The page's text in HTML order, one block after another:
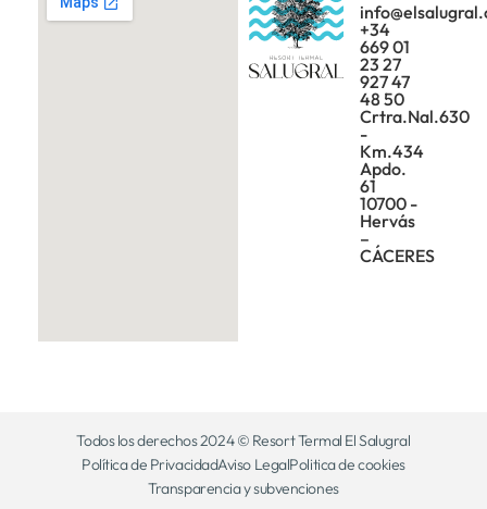
+34
669 01
23 27
927 47
48 50
Crtra.Nal.630
-
Km.434
Apdo.
61
10700 -
Hervás
–
CÁCERES
Todos los derechos 2024 © Resort Termal El Salugral
Política de PrivacidadAviso LegalPolitica de cookies
Transparencia y subvenciones